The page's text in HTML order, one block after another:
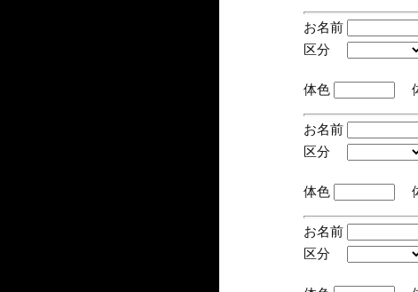
お名前
区分
(手
体色
お名前
区分
(手
体色
お名前
区分
(手